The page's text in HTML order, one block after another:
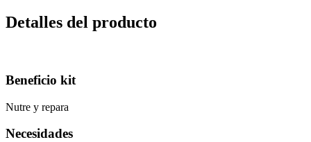
Detalles del producto
Beneficio kit
Nutre y repara
Necesidades